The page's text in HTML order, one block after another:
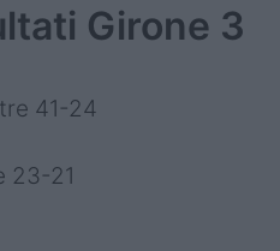
Girone 3
41-24
23-21